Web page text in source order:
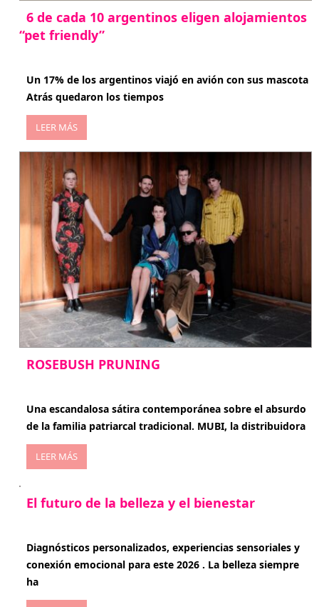
6 de cada 10 argentinos eligen alojamientos
“pet friendly”
Un 17% de los argentinos viajó en avión con sus mascota
Atrás quedaron los tiempos
LEER MÁS
ROSEBUSH PRUNING
Una escandalosa sátira contemporánea sobre el absurdo
de la familia patriarcal tradicional. MUBI, la distribuidora
LEER MÁS
El futuro de la belleza y el bienestar
Diagnósticos personalizados, experiencias sensoriales y
conexión emocional para este 2026 . La belleza siempre
ha